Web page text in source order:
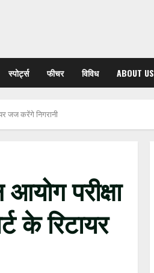
स्पोर्ट्स फीचर विविध ABOUT US
जज करेंगे निगरानी
परीक्षा
के रिटायर